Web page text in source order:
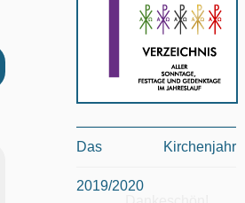
Das Kirchenjahr
2019/2020